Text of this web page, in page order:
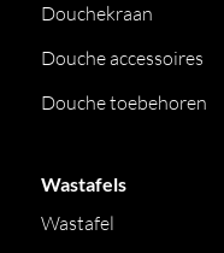
Douchekraan
Douche accessoires
Douche toebehoren
Wastafels
Wastafel